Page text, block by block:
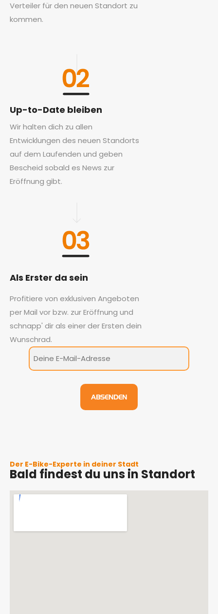
Verteiler für den neuen Standort zu
kommen.
Up-to-Date bleiben
Wir halten dich zu allen
Entwicklungen des neuen Standorts
auf dem Laufenden und geben
Bescheid sobald es News zur
Eröffnung gibt.
Als Erster da sein
Profitiere von exklusiven Angeboten
per Mail vor bzw. zur Eröffnung und
schnapp' dir als einer der Ersten dein
Wunschrad.
Erfahre
als
ABSENDEN
Der E-Bike-Experte in deiner Stadt
Bald findest du uns in Standort